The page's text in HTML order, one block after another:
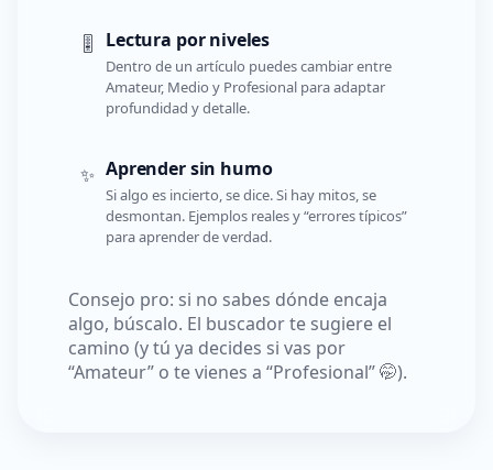
🎚️ Lectura por niveles
Dentro de un artículo puedes cambiar entre
Amateur, Medio y Profesional para adaptar
profundidad y detalle.
✨ Aprender sin humo
Si algo es incierto, se dice. Si hay mitos, se
desmontan. Ejemplos reales y “errores típicos”
para aprender de verdad.
Consejo pro: si no sabes dónde encaja
algo, búscalo. El buscador te sugiere el
camino (y tú ya decides si vas por
“Amateur” o te vienes a “Profesional” 🤭).